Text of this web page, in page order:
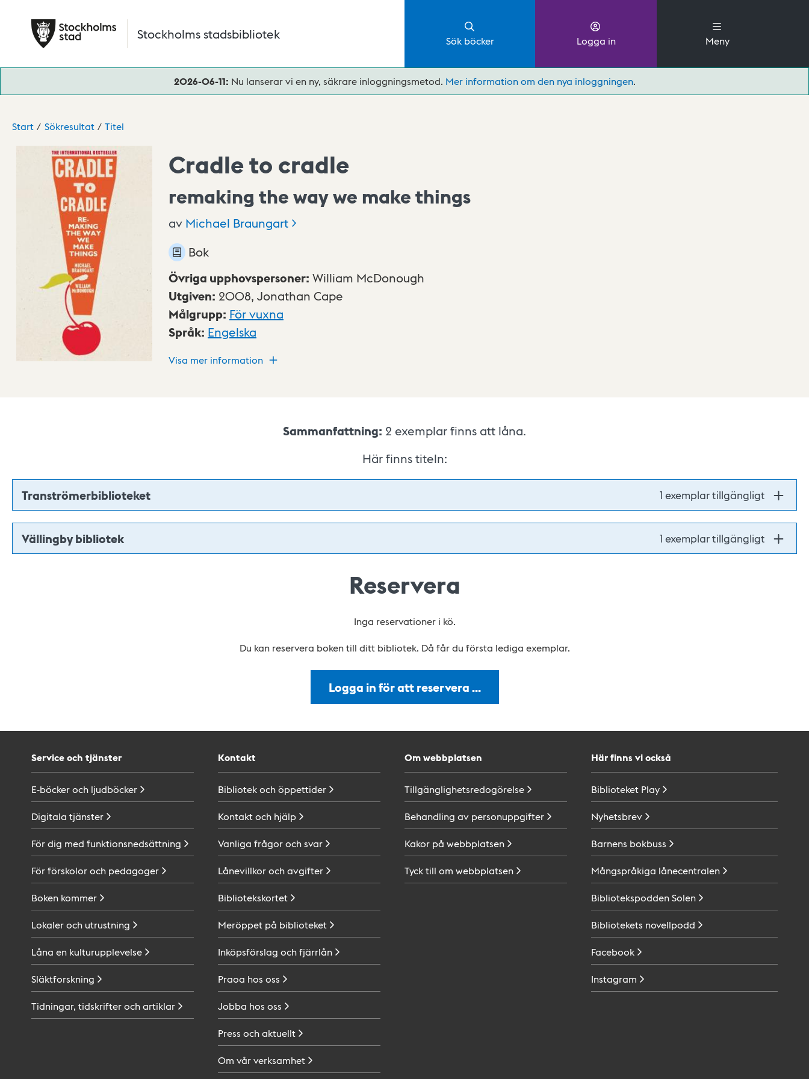
Stockholms stadsbibliotek Sök böcker Logga in Meny
2026-06-11: Nu lanserar vi en ny, säkrare inloggningsmetod. Mer information om den nya inloggningen.
Start Sökresultat Titel
Cradle to cradle
remaking the way we make things
av Michael Braungart
Bok
Övriga upphovspersoner: William McDonough
Utgiven: 2008, Jonathan Cape
Målgrupp: För vuxna
Språk: Engelska
Visa mer information
Sammanfattning: 2 exemplar finns att låna.
Här finns titeln:
Tranströmerbiblioteket 1 exemplar tillgängligt
Vällingby bibliotek 1 exemplar tillgängligt
Reservera
Inga reservationer i kö.
Du kan reservera boken till ditt bibliotek. Då får du första lediga exemplar.
Logga in för att reservera …
Service och tjänster
E-böcker och ljudböcker
Digitala tjänster
För dig med funktionsnedsättning
För förskolor och pedagoger
Boken kommer
Lokaler och utrustning
Låna en kulturupplevelse
Släktforskning
Tidningar, tidskrifter ochartiklar
Kontakt
Bibliotek ochöppettider
Kontakt och hjälp
Vanliga frågor ochsvar
Lånevillkor ochavgifter
Bibliotekskortet
Meröppet på biblioteket
Inköpsförslag ochfjärrlån
Praoa hos oss
Jobba hos oss
Press ochaktuellt
Om vårverksamhet
Om webbplatsen
Tillgänglighetsredogörelse
Behandling av personuppgifter
Kakor på webbplatsen
Tyck till om webbplatsen
Här finns vi också
Biblioteket Play
Nyhetsbrev
Barnens bokbuss
Mångspråkiga lånecentralen
BibliotekspoddenSolen
Bibliotekets novellpodd
Facebook
Instagram